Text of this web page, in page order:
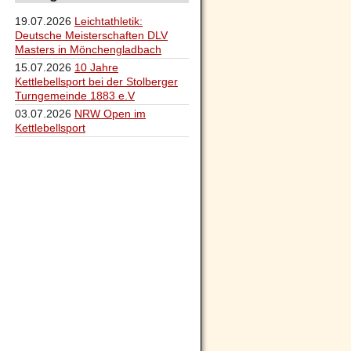
19.07.2026 Leichtathletik:
Deutsche Meisterschaften DLV
Masters in Mönchengladbach
15.07.2026 10 Jahre
Kettlebellsport bei der Stolberger
Turngemeinde 1883 e.V
03.07.2026 NRW Open im
Kettlebellsport